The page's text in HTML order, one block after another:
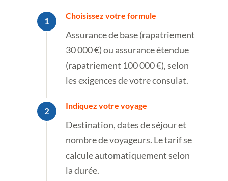
Choisissez votre formule
Assurance de base (rapatriement
30 000 €) ou assurance étendue
(rapatriement 100 000 €), selon
les exigences de votre consulat.
Indiquez votre voyage
Destination, dates de séjour et
nombre de voyageurs. Le tarif se
calcule automatiquement selon
la durée.